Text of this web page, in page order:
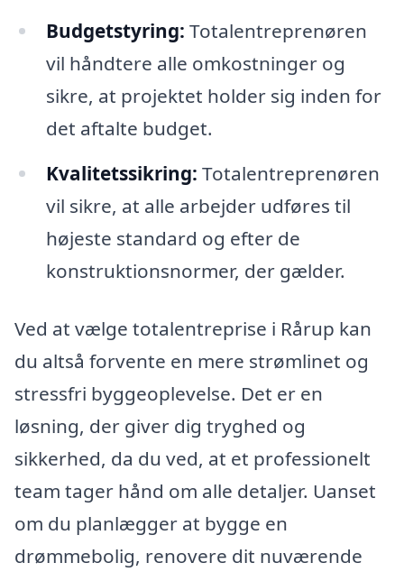
Budgetstyring: Totalentreprenøren
vil håndtere alle omkostninger og
sikre, at projektet holder sig inden for
det aftalte budget.
Kvalitetssikring: Totalentreprenøren
vil sikre, at alle arbejder udføres til
højeste standard og efter de
konstruktionsnormer, der gælder.
Ved at vælge totalentreprise i Rårup kan
du altså forvente en mere strømlinet og
stressfri byggeoplevelse. Det er en
løsning, der giver dig tryghed og
sikkerhed, da du ved, at et professionelt
team tager hånd om alle detaljer. Uanset
om du planlægger at bygge en
drømmebolig, renovere dit nuværende